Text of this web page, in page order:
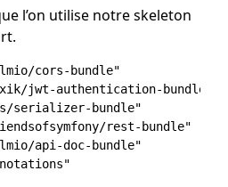
l’on utilise notre skeleton
cors-bundle"
jwt-authentication-bundle"
serializer-bundle"
rest-bundle"
api-doc-bundle"